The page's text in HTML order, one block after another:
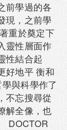
前學過的各
現，之前學
重於奠定下
靈性層面作
性結合起
好地平 衡和
與科學作了
不忘搜尋從
解全像，也
DOCTOR